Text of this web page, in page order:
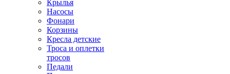
Крылья
Насосы
Фонари
Корзины
Кресла детские
Троса и оплетки
тросов
Педали